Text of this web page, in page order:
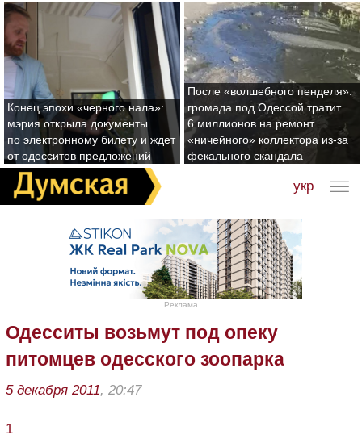
Конец эпохи «черного нала»:
мэрия открыла документы
по электронному билету и ждет
от одесситов предложений
После «волшебного пенделя»:
громада под Одессой тратит
6 миллионов на ремонт
«ничейного» коллектора из-за
фекального скандала
укр
Реклама
Одесситы возьмут под опеку
питомцев одесского зоопарка
5 декабря 2011, 20:47
1